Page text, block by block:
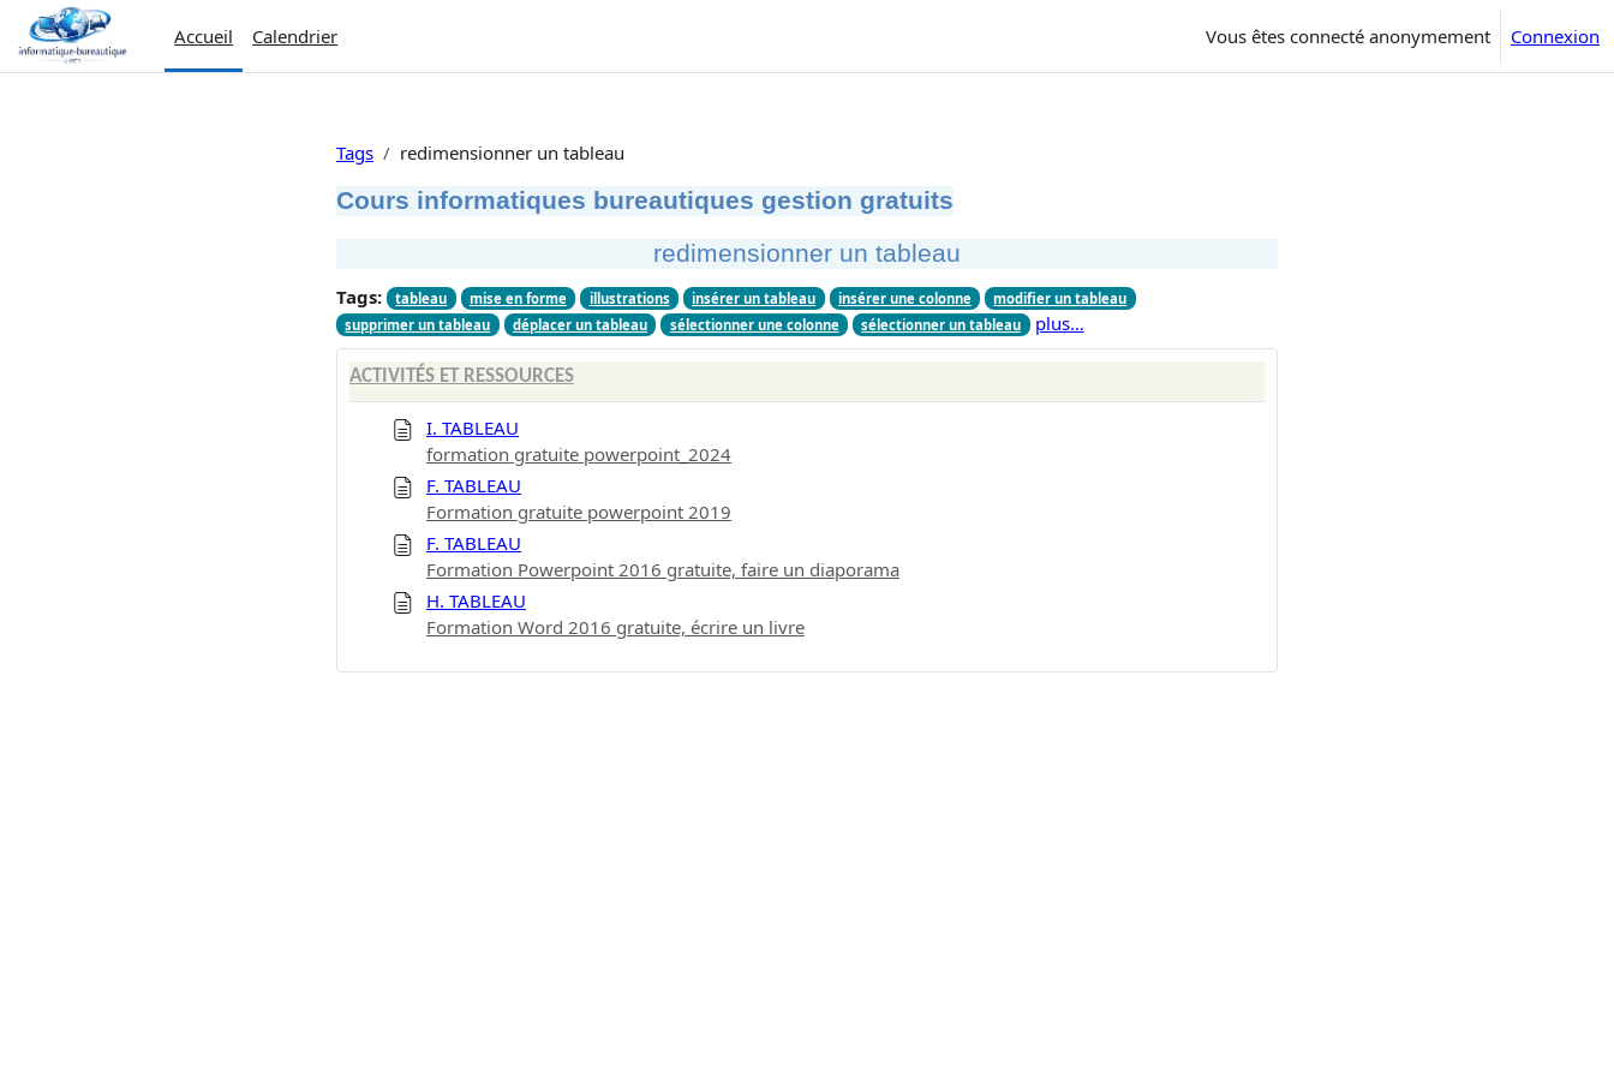
Passer au contenu principal
Accueil
Calendrier Vous êtes connecté anonymement Connexion
Tags redimensionner un tableau
Cours informatiques bureautiques gestion gratuits
redimensionner un tableau
Tags: tableau mise en forme illustrations insérer un tableau insérer une colonne
modifier un tableau
supprimer un tableau
déplacer un tableau sélectionner une colonne sélectionner un tableau plus…
ACTIVITÉS ET RESSOURCES
I. TABLEAU
formation gratuite powerpoint_2024
F. TABLEAU
Formation gratuite powerpoint 2019
F. TABLEAU
Formation Powerpoint 2016 gratuite, faire un diaporama
H. TABLEAU
Formation Word 2016 gratuite, écrire un livre